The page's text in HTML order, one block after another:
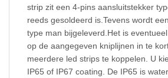
strip zit een 4-pins aansluitstekker
reeds gesoldeerd is.Tevens wordt
type man bijgeleverd.Het is
op de aangegeven kniplijnen in te
meerdere led strips te koppelen. U
IP65 of IP67 coating. De IP65 is